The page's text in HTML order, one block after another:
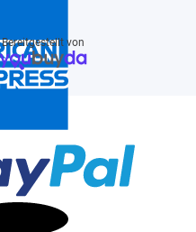
Bereitgestellt von